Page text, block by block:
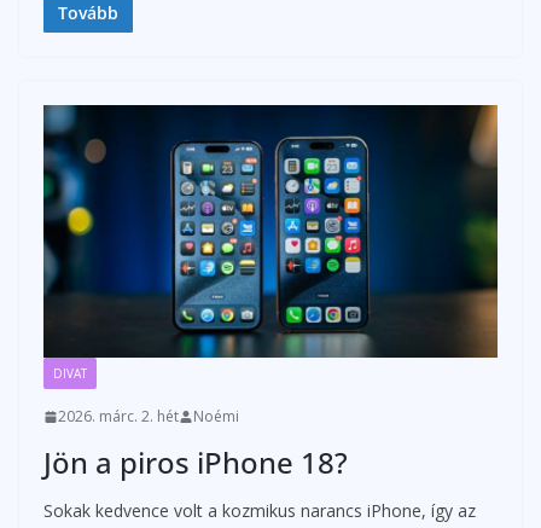
Tovább
DIVAT
2026. márc. 2. hét Noémi
Jön a piros iPhone 18?
Sokak kedvence volt a kozmikus narancs iPhone, így az